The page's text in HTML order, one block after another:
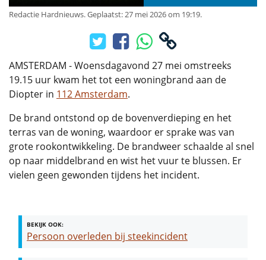
Redactie Hardnieuws.Geplaatst: 27 mei 2026 om 19:19.
AMSTERDAM - Woensdagavond 27 mei omstreeks
19.15 uur kwam het tot een woningbrand aan de
Diopter in 112 Amsterdam.
De brand ontstond op de bovenverdieping en het
terras van de woning, waardoor er sprake was van
grote rookontwikkeling. De brandweer schaalde al snel
op naar middelbrand en wist het vuur te blussen. Er
vielen geen gewonden tijdens het incident.
BEKIJK OOK:
Persoon overleden bij steekincident